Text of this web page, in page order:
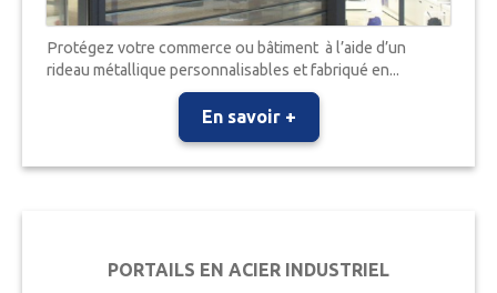
Protégez votre commerce ou bâtiment à l’aide d’un
rideau métallique personnalisables et fabriqué en...
En savoir +
PORTAILS EN ACIER INDUSTRIEL